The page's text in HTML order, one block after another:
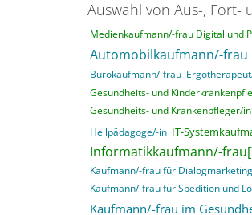
Auswahl von Aus-, Fort-
Medienkaufmann/-frau Digital und
Automobilkaufmann/-frau
Bürokaufmann/-frau
Gesundheits- und
Gesundheits- und Krankenpfleger/
Heilpädagoge/-in IT-
Informatikkaufmann/-frau[
Kaufmann/-frau für Dialogmarketing
Kaufmann/-frau für Spedition und
Kaufmann/-frau im